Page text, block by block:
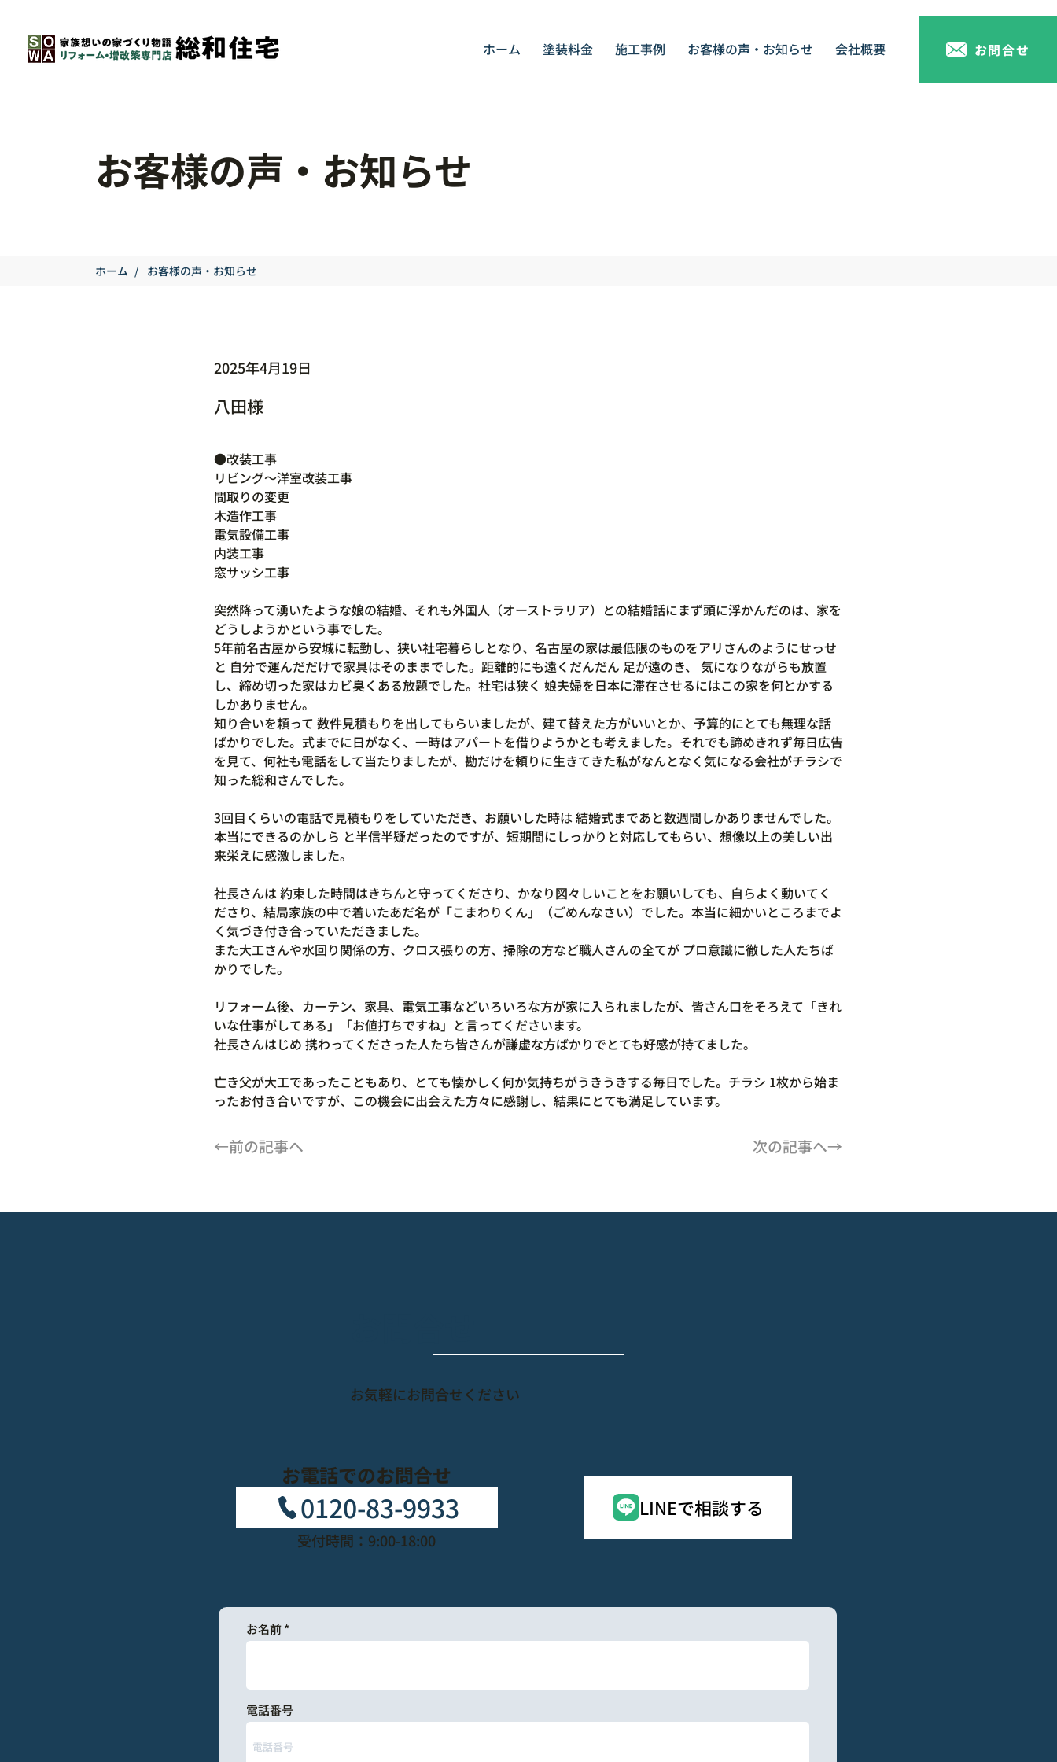
ホーム 塗装料金 施工事例 お客様の声・お知らせ 会社概要 お問合せ
お客様の声・お知らせ
ホーム / お客様の声・お知らせ
2025年4月19日
八田様
●改装工事
リビング～洋室改装工事
間取りの変更
木造作工事
電気設備工事
内装工事
窓サッシ工事
突然降って湧いたような娘の結婚、それも外国人（オーストラリア）との結婚話にまず頭に浮かんだのは、家を
どうしようかという事でした。
5年前名古屋から安城に転勤し、狭い社宅暮らしとなり、名古屋の家は最低限のものをアリさんのようにせっせ
と 自分で運んだだけで家具はそのままでした。距離的にも遠くだんだん 足が遠のき、 気になりながらも放置
し、締め切った家はカビ臭くある放題でした。社宅は狭く 娘夫婦を日本に滞在させるにはこの家を何とかする
しかありません。
知り合いを頼って 数件見積もりを出してもらいましたが、建て替えた方がいいとか、予算的にとても無理な話
ばかりでした。式までに日がなく、一時はアパートを借りようかとも考えました。それでも諦めきれず毎日広告
を見て、何社も電話をして当たりましたが、勘だけを頼りに生きてきた私がなんとなく気になる会社がチラシで
知った総和さんでした。
3回目くらいの電話で見積もりをしていただき、お願いした時は 結婚式まであと数週間しかありませんでした。
本当にできるのかしら と半信半疑だったのですが、短期間にしっかりと対応してもらい、想像以上の美しい出
来栄えに感激しました。
社長さんは 約束した時間はきちんと守ってくださり、かなり図々しいことをお願いしても、自らよく動いてく
ださり、結局家族の中で着いたあだ名が「こまわりくん」（ごめんなさい）でした。本当に細かいところまでよ
く気づき付き合っていただきました。
また大工さんや水回り関係の方、クロス張りの方、掃除の方など職人さんの全てが プロ意識に徹した人たちば
かりでした。
リフォーム後、カーテン、家具、電気工事などいろいろな方が家に入られましたが、皆さん口をそろえて「きれ
いな仕事がしてある」「お値打ちですね」と言ってくださいます。
社長さんはじめ 携わってくださった人たち皆さんが謙虚な方ばかりでとても好感が持てました。
亡き父が大工であったこともあり、とても懐かしく何か気持ちがうきうきする毎日でした。チラシ 1枚から始ま
ったお付き合いですが、この機会に出会えた方々に感謝し、結果にとても満足しています。
←前の記事へ 次の記事へ→
​お気軽にお問合せください
お電話でのお問合せ
0120-83-9933
受付時間：9:00-18:00
LINEで相談する
お名前
電話番号